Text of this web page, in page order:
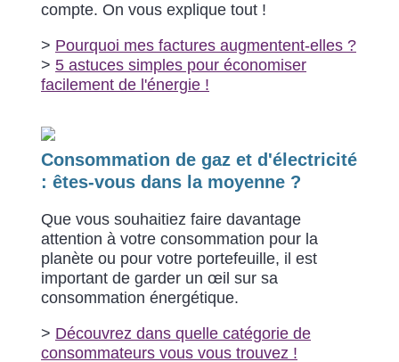
compte. On vous explique tout !
> Pourquoi mes factures augmentent-elles ?
> 5 astuces simples pour économiser
facilement de l'énergie !
Consommation de gaz et d'électricité
: êtes-vous dans la moyenne ?
Que vous souhaitiez faire davantage
attention à votre consommation pour la
planète ou pour votre portefeuille, il est
important de garder un œil sur sa
consommation énergétique.
> Découvrez dans quelle catégorie de
consommateurs vous vous trouvez !